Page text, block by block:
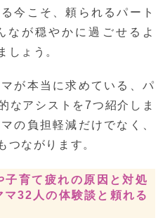
今こそ、頼られるパート
なが穏やかに過ごせるよ
しょう。
が本当に求めている、パ
なアシストを7つ紹介しま
の負担軽減だけでなく、
つながります。
子育て疲れの原因と対処
マ32人の体験談と頼れる